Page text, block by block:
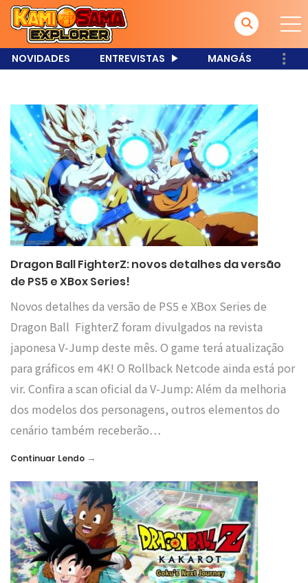
NOVIDADES ENTREVISTAS MANGÁS
Dragon Ball FighterZ: novos detalhes da versão
de PS5 e XBox Series!
Novos detalhes da versão de PS5 e XBox Series de
Dragon Ball FighterZ foram divulgados na revista
japonesa V-Jump deste mês. O game terá atualização
para gráficos em 4K! O Rollback Netcode ainda está por
vir. Confira a scan oficial da V-Jump: Além da melhoria
dos modelos dos personagens, outros elementos do
cenário também receberão…
Continuar Lendo →